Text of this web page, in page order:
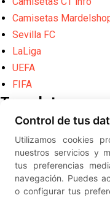
Camisetas
Sevilla FC
LaLiga
UEFA
FIFA
Translate
Powered by
Diseño web creado por
el Sevilla FC, Sevilla
-- --
Control de tus
Utilizamos cookies
nuestros servicios y
tus preferencias
navegación. Puedes
o configurar tus
2026